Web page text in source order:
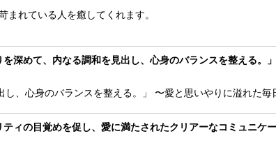
れている人を癒してくれます。
めて、内なる調和を見出し、心身のバランスを整える。」
、心身のバランスを整える。」 〜愛と思いやりに溢れた
の目覚めを促し、愛に満たされたクリアーなコミュニケ